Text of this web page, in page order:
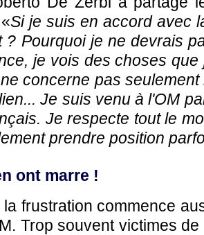
Si je suis en accord avec
? Pourquoi je ne devrais
je vois des choses
concerne pas
Je suis venu à l'OM
Je respecte tout le
prendre position
ont marre !
la frustration commence
Trop souvent victimes